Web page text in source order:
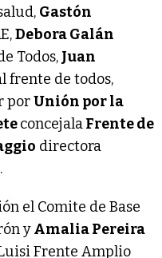
Gastón
Debora Galán
Todos, Juan
frente de todos,
porUnión por la
concejalaFrente de
directora
el Comite de Base
yAmalia Pereira
Frente Amplio